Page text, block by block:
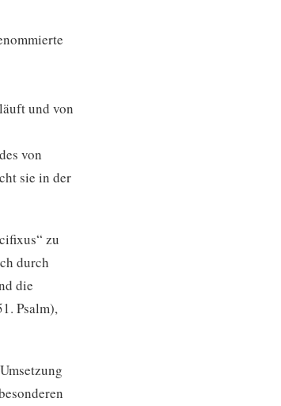
und von
von
sie in der
zu
durch
die
Psalm),